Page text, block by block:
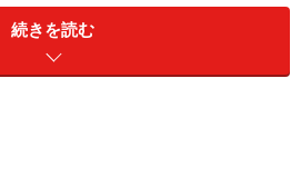
カットメッシュパーカ 2990円
冷房対策や強い日差しから肌を
続きを読む